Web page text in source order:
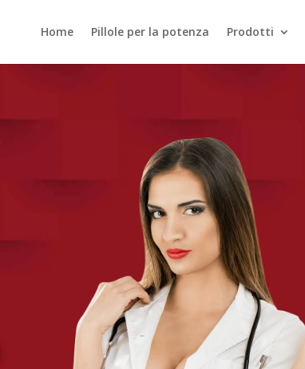
Home Pillole per la potenza Prodotti